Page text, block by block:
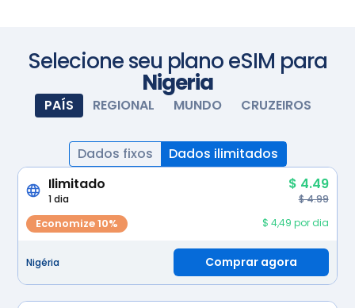
Selecione seu plano eSIM para
Nigeria
PAÍS REGIONAL MUNDO CRUZEIROS
Dados fixos
Dados ilimitados
Ilimitado
$ 4.49
1 dia $ 4.99
Economize 10% $ 4,49 por dia
Nigéria Comprar agora